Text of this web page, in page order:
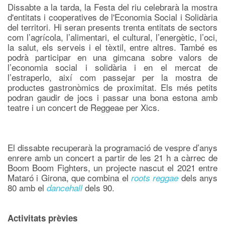
Dissabte a la tarda, la Festa del riu celebrarà la mostra
d'entitats i cooperatives de l'Economia Social i Solidària
del territori. Hi seran presents trenta entitats de sectors
com l’agrícola, l’alimentari, el cultural, l’energètic, l’oci,
la salut, els serveis i el tèxtil, entre altres. També es
podrà participar en una gimcana sobre valors de
l’economia social i solidària i en el mercat de
l’estraperlo, així com passejar per la mostra de
productes gastronòmics de proximitat. Els més petits
podran gaudir de jocs i passar una bona estona amb
teatre i un concert de Reggeae per Xics.
El dissabte recuperarà la programació de vespre d’anys
enrere amb un concert a partir de les 21 h a càrrec de
Boom Boom Fighters, un projecte nascut el 2021 entre
Mataró i Girona, que combina el roots reggae dels anys
80 amb el dancehalldels 90.
Activitats prèvies